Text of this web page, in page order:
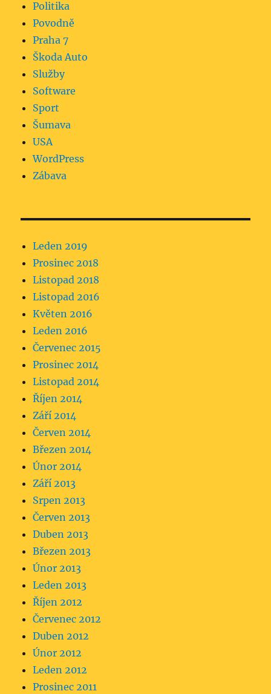
Politika
Povodně
Praha 7
Škoda Auto
Služby
Software
Sport
Šumava
USA
WordPress
Zábava
Leden 2019
Prosinec 2018
Listopad 2018
Listopad 2016
Květen 2016
Leden 2016
Červenec 2015
Prosinec 2014
Listopad 2014
Říjen 2014
Září 2014
Červen 2014
Březen 2014
Únor 2014
Září 2013
Srpen 2013
Červen 2013
Duben 2013
Březen 2013
Únor 2013
Leden 2013
Říjen 2012
Červenec 2012
Duben 2012
Únor 2012
Leden 2012
Prosinec 2011